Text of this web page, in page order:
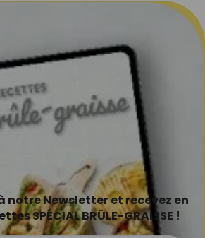
notre Newsletter et recevez en
SPÉCIAL BRÛLE-GRAISSE !